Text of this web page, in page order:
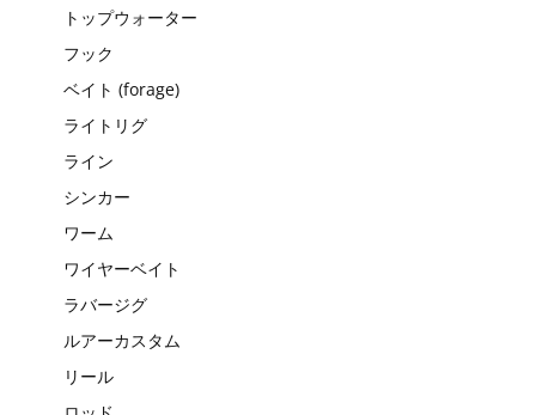
トップウォーター
フック
ベイト (forage)
ライトリグ
ライン
シンカー
ワーム
ワイヤーベイト
ラバージグ
ルアーカスタム
リール